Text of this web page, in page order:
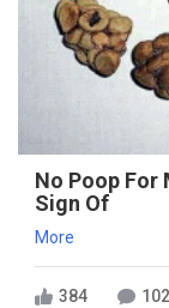
No Poop For
Sign Of
More
384 102